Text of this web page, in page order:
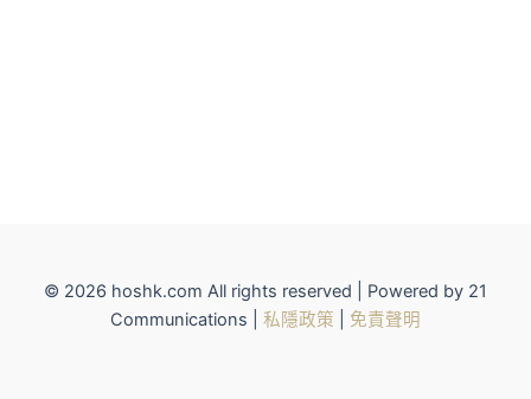
© 2026 hoshk.com All rights reserved | Powered by 21
Communications | 私隱政策 免責聲明